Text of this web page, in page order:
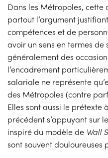
Dans les Métropoles,
partout l’argument
compétences et de
avoir un sens en termes de
généralement des
l’encadrement
salariale ne représente
des Métropoles (contre
Elles sont aussi le prétexte
précédent s’appuyant sur le
inspiré du modèle de Wall
sont souvent douloureuses